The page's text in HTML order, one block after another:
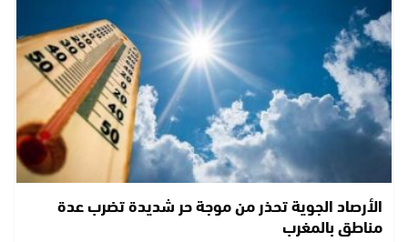
الأرصاد الجوية تحذر من موجة حر شديدة تضرب عدة
مناطق بالمغرب